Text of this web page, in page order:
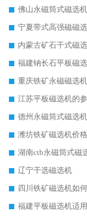
佛山永磁筒式磁选机
宁夏带式高强磁磁
内蒙古矿石干式磁
福建钠长石平板磁
重庆铁矿永磁磁选机
江苏平板磁选机的
德州永磁筒式磁选机
潍坊铁矿磁选机价格
湖南ctb永磁筒式磁
辽宁干选磁选机
四川铁矿磁选机如
福建平板磁选机适